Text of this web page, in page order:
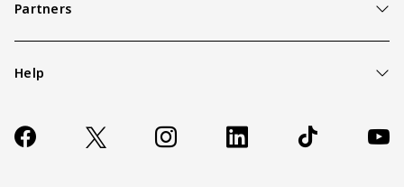
Partners
Help
Contact
FAQ
Socials
https://www.facebook.com/AZAlkmaar
X Instagram LinkedIn TikTok